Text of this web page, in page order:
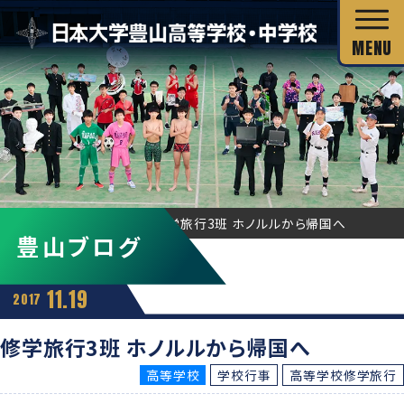
校長あいさつ
教育目標
スクール・ミッション
沿革・校歌
独自の教育システム
グローバル教育
教科の特長
カリキュラム・シラバス
教科の特長
カリキュラム・シラバス
豊山ブログ
修学旅行3班 ホノルルから帰国へ
2017 11.19
修学旅行3班 ホノルルから帰国へ
高等学校 学校行事 高等学校修学旅行